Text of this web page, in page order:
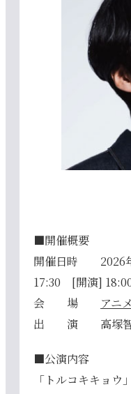
■開催概要
開催日時 2026
17:30 [開演]
会 場 アニ
出 演 高塚智人
■公演内容
「トルコキキョウ